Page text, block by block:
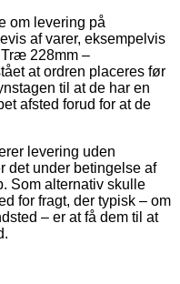
om levering på
af varer, eksempelvis
228mm –
at ordren placeres før
til at de har en
afsted forud for at de
levering uden
det under betingelse af
Som alternativ skulle
for fragt, der typisk – om
– er at få dem til at